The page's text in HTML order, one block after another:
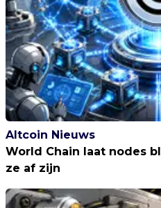
Altcoin Nieuws
World Chain laat nodes
ze af zijn